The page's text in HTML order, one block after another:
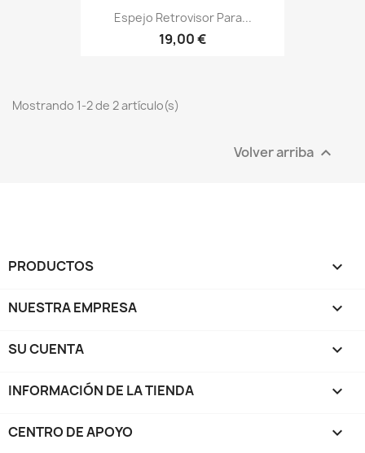
Espejo Retrovisor Para...
19,00 €
Mostrando 1-2 de 2 artículo(s)
Volver arriba 
PRODUCTOS 
NUESTRA EMPRESA 
SU CUENTA 
INFORMACIÓN DE LA TIENDA keyboard_arrow_down
CENTRO DE APOYO 